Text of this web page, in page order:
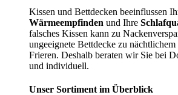
Kissen und Bettdecken beeinflussen
Wärmeempfinden und Ihre
falsches Kissen kann zu
ungeeignete Bettdecke zu
Frieren. Deshalb beraten wir Sie bei
und individuell.
Unser Sortiment im Überblick